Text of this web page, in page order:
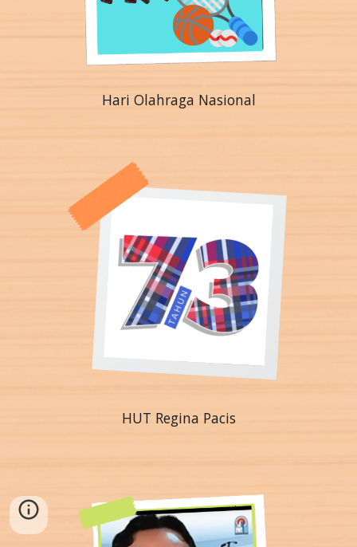
Hari Olahraga Nasional
HUT Regina Pacis